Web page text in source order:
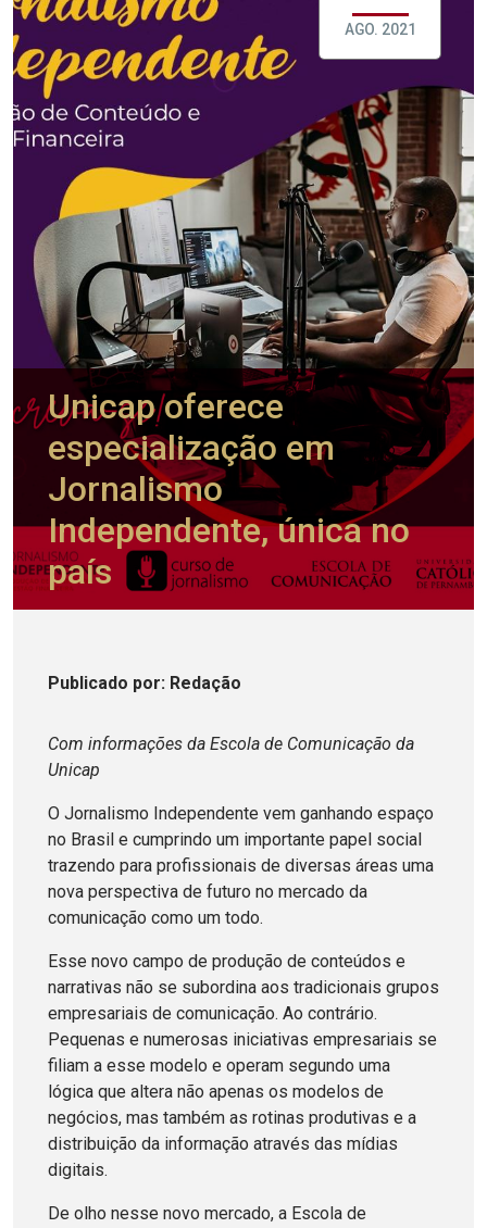
AGO. 2021
Unicap oferece
especialização em
Jornalismo
Independente, única no
país
Publicado por: Redação
Com informações da Escola de Comunicação da
Unicap
O Jornalismo Independente vem ganhando espaço
no Brasil e cumprindo um importante papel social
trazendo para profissionais de diversas áreas uma
nova perspectiva de futuro no mercado da
comunicação como um todo.
Esse novo campo de produção de conteúdos e
narrativas não se subordina aos tradicionais grupos
empresariais de comunicação. Ao contrário.
Pequenas e numerosas iniciativas empresariais se
filiam a esse modelo e operam segundo uma
lógica que altera não apenas os modelos de
negócios, mas também as rotinas produtivas e a
distribuição da informação através das mídias
digitais.
De olho nesse novo mercado, a Escola de